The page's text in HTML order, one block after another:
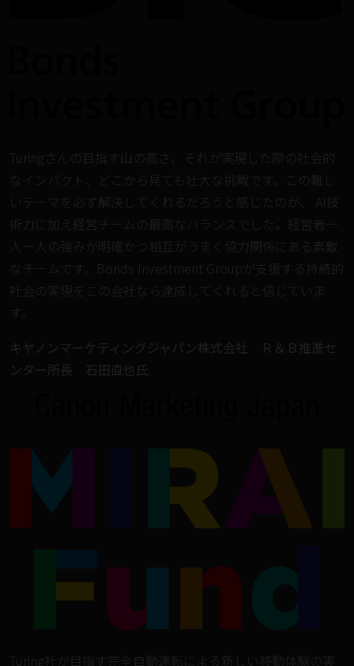
Turingさんの目指す山の高さ、それが実現した際の社会的
なインパクト、どこから見ても壮大な挑戦です。この難し
いテーマを必ず解決してくれるだろうと感じたのが、 AI技
術力に加え経営チームの最高なバランスでした。経営者一
人一人の強みが明確かつ相互がうまく協力関係にある素敵
なチームです。Bonds Investment Groupが支援する持続的
社会の実現をこの会社なら達成してくれると信じていま
す。
キヤノンマーケティングジャパン株式会社 Ｒ＆Ｂ推進セ
ンター所長 石田直也氏
Turing社が目指す完全自動運転による新しい移動体験の実